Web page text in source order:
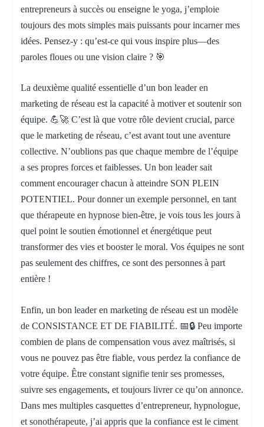
entrepreneurs à succès ou enseigne le yoga, j’emploie
toujours des mots simples mais puissants pour incarner mes
idées. Pensez-y : qu’est-ce qui vous inspire plus—des
paroles floues ou une vision claire ? 🎯
La deuxième qualité essentielle d’un bon leader en
marketing de réseau est la capacité à motiver et soutenir son
équipe. 💪🚀 C’est là que votre rôle devient crucial, parce
que le marketing de réseau, c’est avant tout une aventure
collective. N’oublions pas que chaque membre de l’équipe
a ses propres forces et faiblesses. Un bon leader sait
comment encourager chacun à atteindre SON PLEIN
POTENTIEL. Pour donner un exemple personnel, en tant
que thérapeute en hypnose bien-être, je vois tous les jours à
quel point le soutien émotionnel et énergétique peut
transformer des vies et booster le moral. Vos équipes ne sont
pas seulement des chiffres, ce sont des personnes à part
entière !
Enfin, un bon leader en marketing de réseau est un modèle
de CONSISTANCE ET DE FIABILITÉ. 📅🔒 Peu importe
combien de plans de compensation vous avez maîtrisés, si
vous ne pouvez pas être fiable, vous perdez la confiance de
votre équipe. Être constant signifie tenir ses promesses,
suivre ses engagements, et toujours livrer ce qu’on annonce.
Dans mes multiples casquettes d’entrepreneur, hypnologue,
et sonothérapeute, j’ai appris que la confiance est le ciment